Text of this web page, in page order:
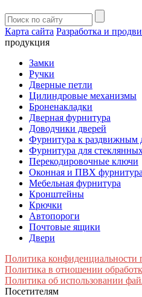
Карта сайта Разработка и
продукция
Замки
Ручки
Дверные петли
Цилиндровые механизмы
Броненакладки
Дверная фурнитура
Доводчики дверей
Фурнитура к раздвижным
Фурнитура для
Перекодировочные ключи
Оконная и ПВХ фурнитура
Мебельная фурнитура
Кронштейны
Крючки
Автопороги
Почтовые ящики
Двери
Политика конфиденциальности
Политика в отношении
Политика об использовании
Посетителям